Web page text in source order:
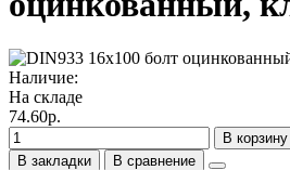
Наличие:
На складе
74.60р.
В корзину
В закладки
В сравнение